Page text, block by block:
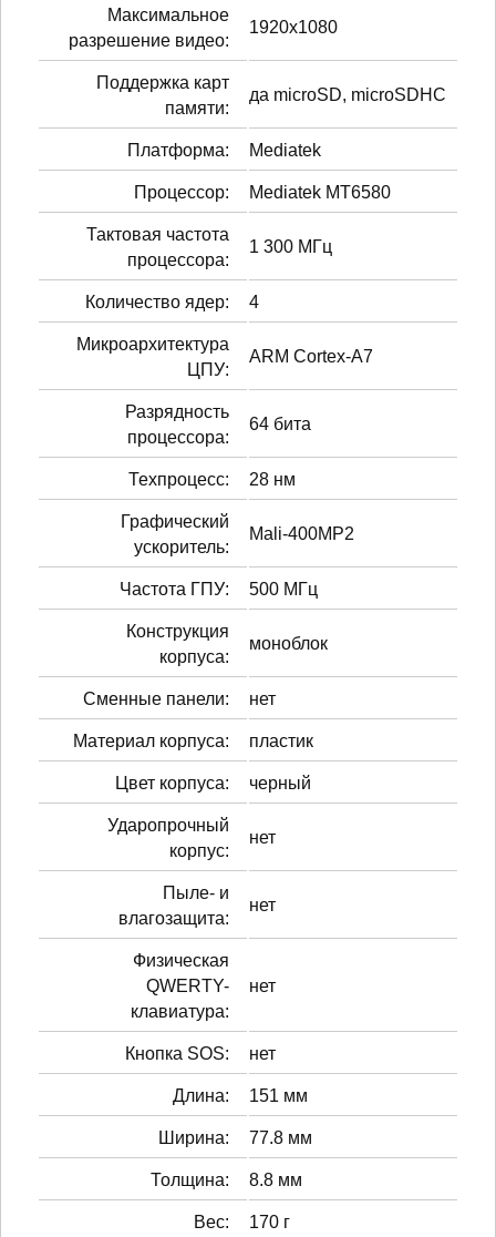
Максимальное
разрешение видео:
1920x1080
Поддержка карт
памяти:
да microSD, microSDHC
Платформа: Mediatek
Процессор: Mediatek MT6580
Тактовая частота
процессора:
1 300 МГц
Количество ядер: 4
Микроархитектура
ЦПУ:
ARM Cortex-A7
Разрядность
процессора:
64 бита
Техпроцесс: 28 нм
Графический
ускоритель:
Mali-400MP2
Частота ГПУ: 500 МГц
Конструкция
корпуса:
моноблок
Сменные панели: нет
Материал корпуса: пластик
Цвет корпуса: черный
Ударопрочный
корпус:
нет
Пыле- и
влагозащита:
нет
Физическая
QWERTY-
клавиатура:
нет
Кнопка SOS: нет
Длина: 151 мм
Ширина: 77.8 мм
Толщина: 8.8 мм
Вес: 170 г